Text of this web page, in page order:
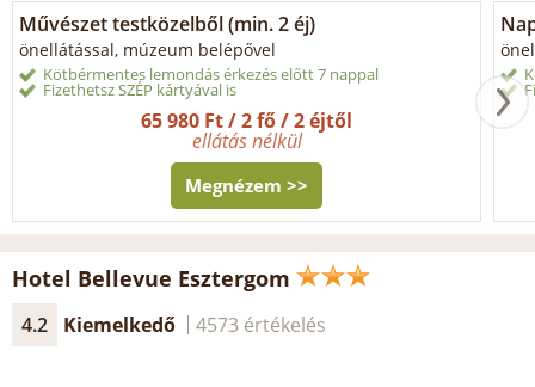
Művészet testközelből (min. 2 éj)
önellátással, múzeum belépővel
Kötbérmentes lemondás érkezés előtt 7 nappal
Fizethetsz SZÉP kártyával is
65 980 Ft / 2 fő / 2 éjtől
ellátás nélkül
Megnézem >>
Hotel Bellevue Esztergom
4.2 Kiemelkedő 4573 értékelés